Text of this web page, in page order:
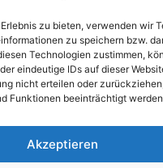
zu bieten, verwenden wir
zu speichern bzw.
Technologien zustimmen,
eindeutige IDs auf dieser
nicht erteilen oder
Funktionen beeinträchtigt
Akzeptieren
Peter-Leardi-Weg 4, 8054 Graz
Steiermark / Österreich​
225711​ • info@campingbergler.at​
Impressum
AGB
Widerrufsrecht und Formular
Datenschutzerklärung